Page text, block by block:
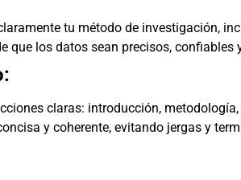
tu método de investigación,
que los datos sean precisos, confiables
claras: introducción,
y coherente, evitando jergas y